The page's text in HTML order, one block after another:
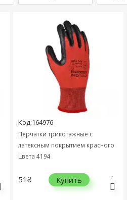
Код:164976
Перчатки трикотажные с
латексным покрытием красного
цвета 4194
51₴ Купить